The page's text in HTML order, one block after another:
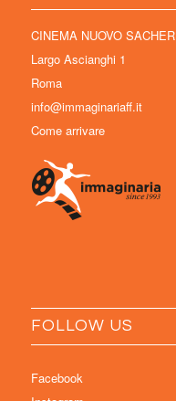
CINEMA NUOVO SACHER
Largo Ascianghi 1
Roma
info@immaginariaff.it
Come arrivare
FOLLOW US
Facebook